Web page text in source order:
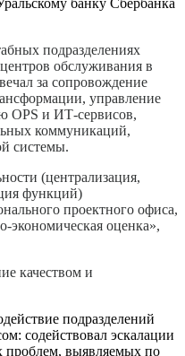
подразделениях
обслуживания в
за сопровождение
управление
OPS и ИТ-сервисов,
коммуникаций,
системы.
(централизация,
функций)
проектного офиса,
экономическая оценка»,
качеством и
подразделений
содействовал эскалации
выявляемых по